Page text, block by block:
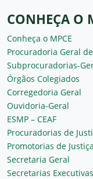
CONHEÇA O
Conheça o MPCE
Procuradoria Geral
Subprocuradorias-
Órgãos Colegiados
Corregedoria Geral
Ouvidoria-Geral
ESMP – CEAF
Procuradorias de
Promotorias de Justiça
Secretaria Geral
Secretarias Executivas